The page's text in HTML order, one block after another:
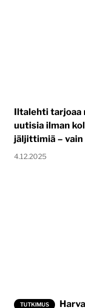
Iltalehti tarjoaa
uutisia ilman
jäljittimiä – vain
4.12.2025
TUTKIMUS